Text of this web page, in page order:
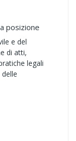
posizione
e del
di atti,
legali